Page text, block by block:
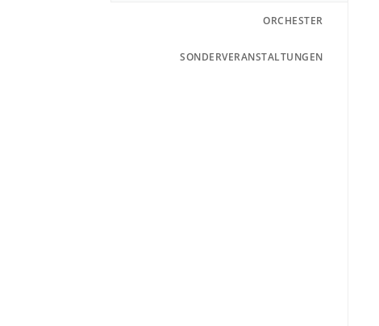
ORCHESTER
SONDERVERANSTALTUNGEN